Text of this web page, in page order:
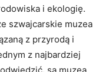
i ekologię.​
⁣szwajcarskie muzea
z ​przyrodą i
z najbardziej